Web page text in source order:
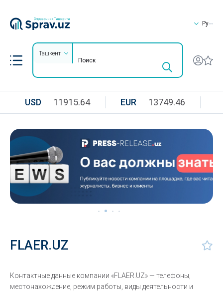
Ру
Ташкент
USD 11915.64 EUR 13749.46
FLAER.UZ
Контактные данные компании «FLAER.UZ» — телефоны,
местонахождение, режим работы, виды деятельности и